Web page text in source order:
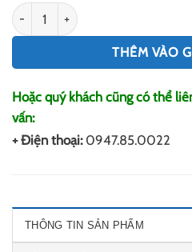
In Bảng Tiêu Lệnh Phòng
THÊM VÀO
Hoặc quý khách cũng có thể
vấn:
+ Điện thoại: 0947.85.0022
THÔNG TIN SẢN PHẨM